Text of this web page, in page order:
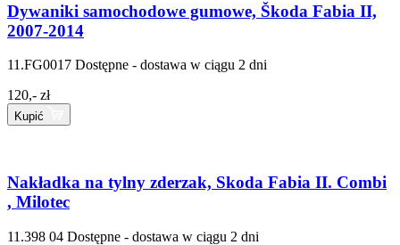
Dywaniki samochodowe gumowe, Škoda Fabia II,
2007-2014
11.FG0017 Dostępne - dostawa w ciągu 2 dni
120,- zł
Kupić
Nakładka na tylny zderzak, Skoda Fabia II. Combi
, Milotec
11.398 04 Dostępne - dostawa w ciągu 2 dni